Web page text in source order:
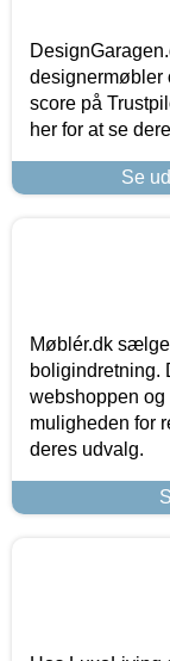
designermøbler
score på
her for at se
Se
Møblér.dk
boligindretning.
webshoppen og
muligheden for
deres udvalg.